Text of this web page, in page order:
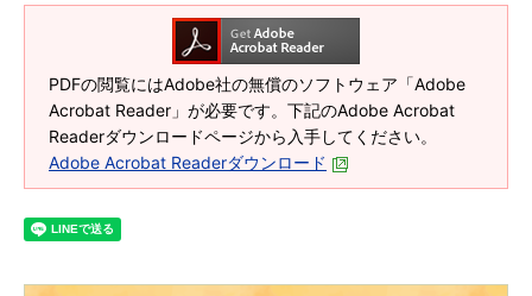
PDFの閲覧にはAdobe社の無償のソフトウェア「Adobe
Acrobat Reader」が必要です。下記のAdobe Acrobat
Readerダウンロードページから入手してください。
Adobe Acrobat Readerダウンロード